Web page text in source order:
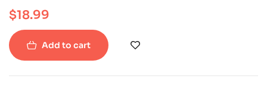
importante en tu vida y que, como tú, siente pasión por el
café.
$18.99
Add to cart